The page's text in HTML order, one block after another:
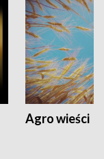
Agro wieści